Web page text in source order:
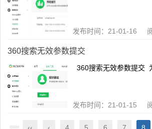
发布时间：21-01-16
360搜索无效参数提交
360搜索无效参数提交
发布时间：21-01-15